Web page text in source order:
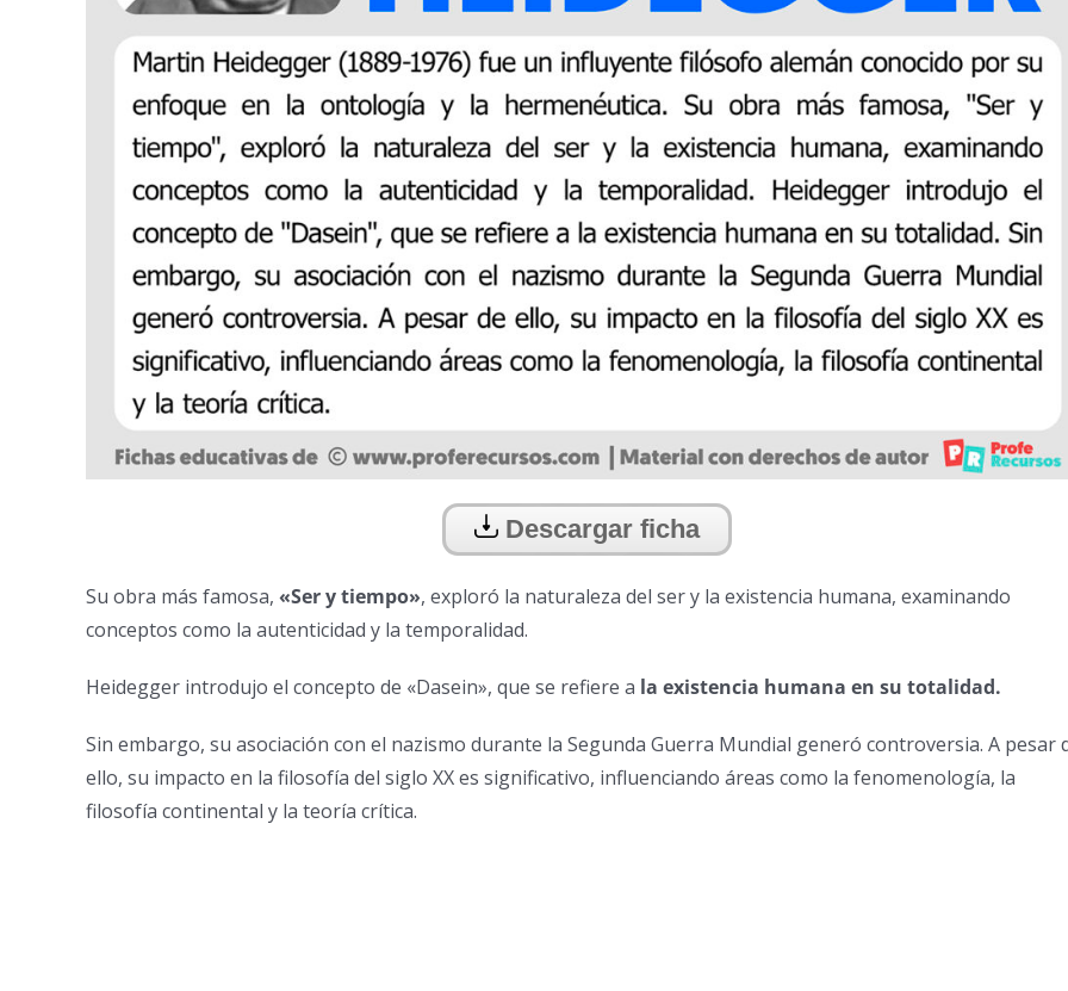
Descargar ficha
Su obra más famosa, «Ser y tiempo», exploró la naturaleza del ser y la existencia humana, examinando
conceptos como la autenticidad y la temporalidad.
Heidegger introdujo el concepto de «Dasein», que se refiere a la existencia humana en su totalidad.
Sin embargo, su asociación con el nazismo durante la Segunda Guerra Mundial generó controversia. A pesar
ello, su impacto en la filosofía del siglo XX es significativo, influenciando áreas como la fenomenología, la
filosofía continental y la teoría crítica.